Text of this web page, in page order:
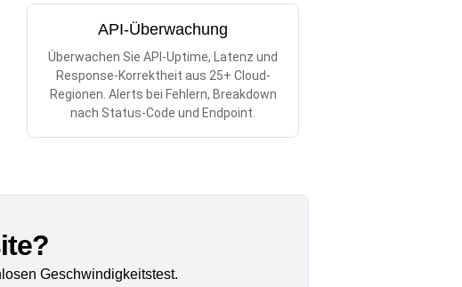
API-Überwachung
Überwachen Sie API-Uptime, Latenz und
Response-Korrektheit aus 25+ Cloud-
Regionen. Alerts bei Fehlern, Breakdown
nach Status-Code und Endpoint.
Geschwindigkeitstest.